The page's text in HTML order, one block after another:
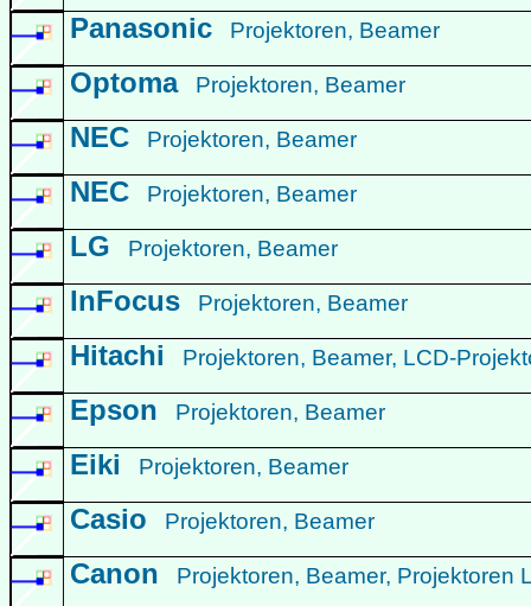
Panasonic Projektoren, Beamer
Optoma Projektoren, Beamer
NEC Projektoren, Beamer
NEC Projektoren, Beamer
LG Projektoren, Beamer
InFocus Projektoren, Beamer
Hitachi Projektoren, Beamer, LCD-
Epson Projektoren, Beamer
Eiki Projektoren, Beamer
Casio Projektoren, Beamer
Canon Projektoren, Beamer, Projektoren